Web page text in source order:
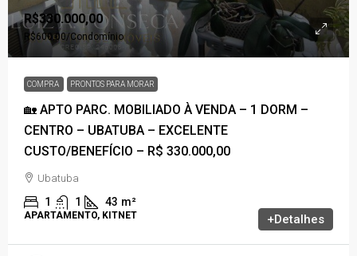
R$330.000,00
R$600,00/Condomínio
COMPRA PRONTOS PARA MORAR
🏡 APTO PARC. MOBILIADO À VENDA – 1 DORM –
CENTRO – UBATUBA – EXCELENTE
CUSTO/BENEFÍCIO – R$ 330.000,00
Ubatuba
1 1 43 m²
APARTAMENTO, KITNET +Detalhes